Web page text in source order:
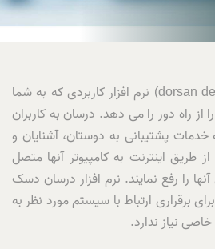
نرم افزار درسان دسک (dorsan desk) نرم افزار کاربردی که به شما
از راه دور را می دهد. درسان به کاربران
پشتیبانی به دوستان، آشنایان و
طریق اینترنت به کامپیوتر آنها متصل
را رفع نمایند. نرم افزار درسان دسک
برقراری ارتباط با سیستم مورد نظر به
نیاز ندارد.